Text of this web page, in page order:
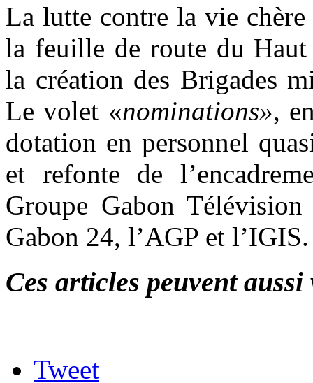
La lutte contre la vie
la feuille de route du Haut
la création des Brigades
Le volet «nominations»,
dotation en personnel
et refonte de
Groupe Gabon
Gabon 24, l’AGP et l’IGIS.
Ces articles peuvent
Tweet